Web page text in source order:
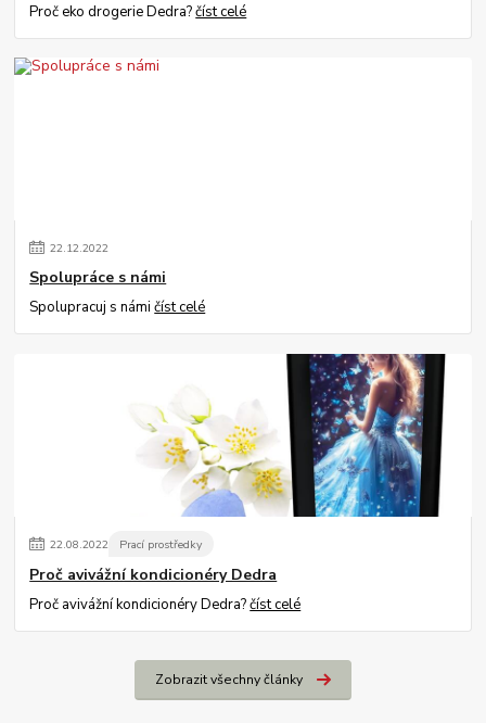
Proč eko drogerie Dedra?číst celé
22.12.2022
Spolupráce s námi
Spolupracuj s námičíst celé
22.08.2022 Prací prostředky
Proč avivážní kondicionéry Dedra
Proč avivážní kondicionéry Dedra?číst celé
Zobrazit všechny články